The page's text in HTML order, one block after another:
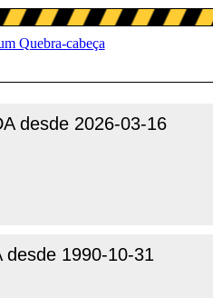
desde 2026-03-16
desde 1990-10-31